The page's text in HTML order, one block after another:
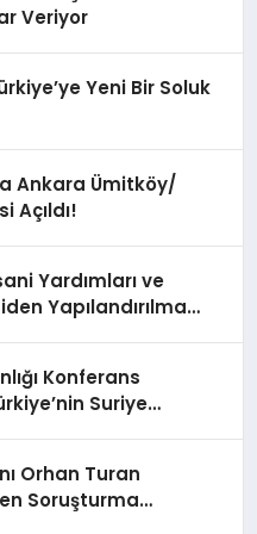
Veriyor
Yeni Bir Soluk
Ankara Ümitköy/
Açıldı!
Yardımları ve
Yapılandırılma
Konferans
Suriye
Orhan Turan
Soruşturma